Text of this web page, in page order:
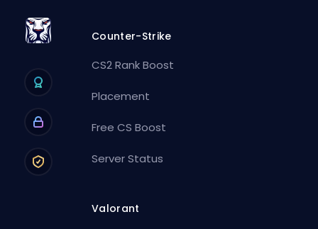
Counter-Strike
CS2 Rank Boost
Placement
Free CS Boost
Server Status
Valorant